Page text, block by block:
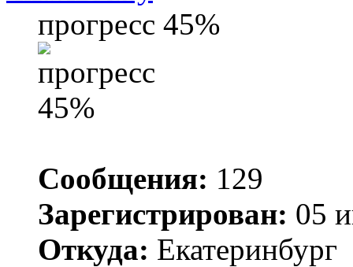
прогресс 45%
Сообщения: 129
Зарегистрирован: 05
Откуда: Екатеринбург